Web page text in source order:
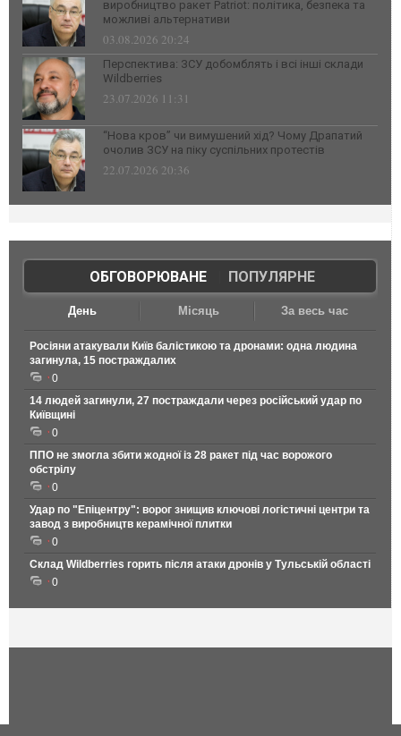
виробництво ракет Patriot: політика, безпека та
можливі альтернативи
03.08.2026 20:24
Перспектива: ЗСУ добомблять і всі інші склади
Wildberries
23.07.2026 11:31
“Нова кров” чи вимушений хід? Чому Драпатий
очолив ЗСУ на піку суспільних протестів
22.07.2026 20:36
ОБГОВОРЮВАНЕ| ПОПУЛЯРНЕ
День Місяць За весь час
Росіяни атакували Київ балістикою та дронами: одна людина
загинула, 15 постраждалих
0
14 людей загинули, 27 постраждали через російський удар по
Київщині
0
ППО не змогла збити жодної із 28 ракет під час ворожого
обстрілу
0
Удар по "Епіцентру": ворог знищив ключові логістичні центри та
завод з виробництв керамічної плитки
0
Склад Wildberries горить після атаки дронів у Тульській області
0